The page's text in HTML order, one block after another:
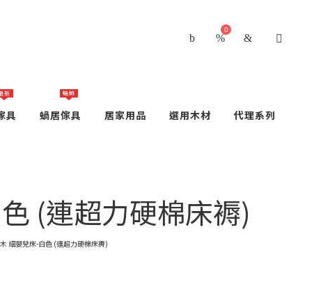
0
具
新
蝸居傢具
暢銷
居家用品 選用木材 代理系列
(連超力硬棉床褥)
細嬰兒床-白色 (連超力硬棉床褥)